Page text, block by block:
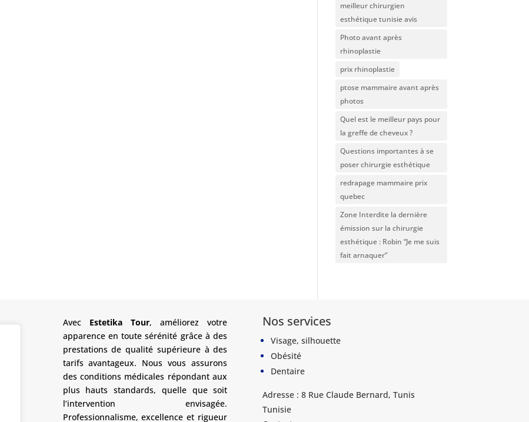
meilleur chirurgien
esthétique tunisie avis
Photo avant après
rhinoplastie
prix rhinoplastie
ptose mammaire avant après
photos
Quel est le meilleur pays pour
la greffe de cheveux ?
Questions importantes à se
poser chirurgie esthétique
redrapage mammaire prix
quebec
Zone Interdite la dernière
émission sur la chirurgie
esthétique : Robin “Je me suis
fait arnaquer”
Avec Estetika Tour, améliorez votre
apparence en toute sérénité grâce à des
prestations de qualité supérieure à des
tarifs avantageux. Nous vous assurons
des conditions médicales répondant aux
plus hauts standards, quelle que soit
l’intervention envisagée.
Professionnalisme, excellence et rigueur
Nos services
Visage, silhouette
Obésité
Dentaire
Adresse : 8 Rue Claude Bernard, Tunis
Tunisie